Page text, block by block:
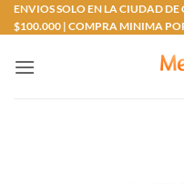
Saltar
al
ENVIOS SOLO EN LA CIUDAD
$100.000 | COMPRA MINIMA